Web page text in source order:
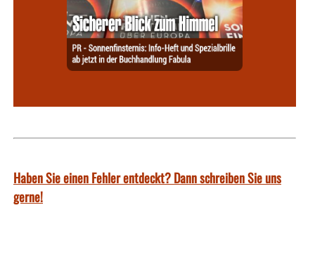
Haben Sie einen Fehler entdeckt? Dann schreiben Sie uns
gerne!